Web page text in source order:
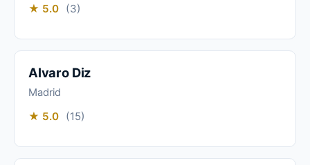
★ 5.0 (3)
Alvaro Diz
Madrid
★ 5.0 (15)